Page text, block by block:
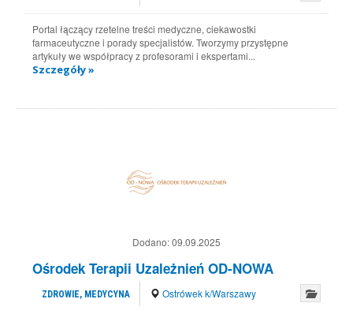
Portal łączący rzetelne treści medyczne, ciekawostki
farmaceutyczne i porady specjalistów. Tworzymy przystępne
artykuły we współpracy z profesorami i ekspertami...
Szczegóły »
Dodano:09.09.2025
Ośrodek Terapii Uzależnień OD-NOWA
ZDROWIE, MEDYCYNA Ostrówek k/Warszawy